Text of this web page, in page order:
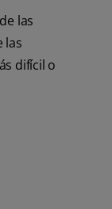
las
las
difícil o